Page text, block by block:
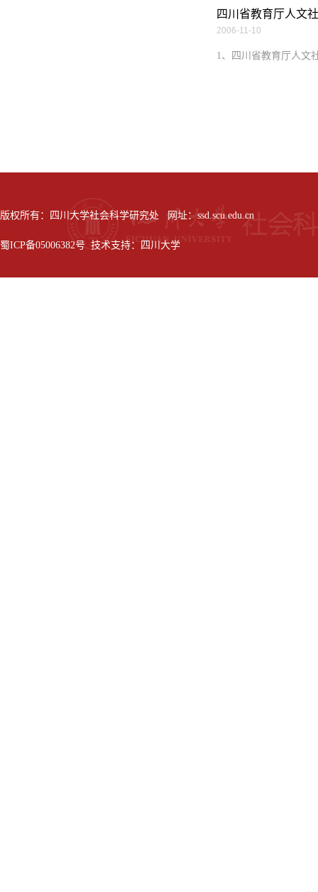
四川省教育厅人文
2006-11-10
1、四川省教育厅人文
版权所有：四川大学社会科学研究处 网址：ssd.scu.edu.cn
蜀ICP备05006382号 技术支持：四川大学